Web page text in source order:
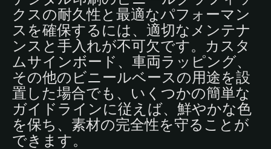
クスの耐久性と最適なパフォーマン
スを確保するには、適切なメンテナ
ンスと手入れが不可欠です。カスタ
ムサインボード、車両ラッピング、
その他のビニールベースの用途を設
置した場合でも、いくつかの簡単な
ガイドラインに従えば、鮮やかな色
を保ち、素材の完全性を守ることが
できます。